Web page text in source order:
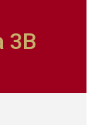
3B